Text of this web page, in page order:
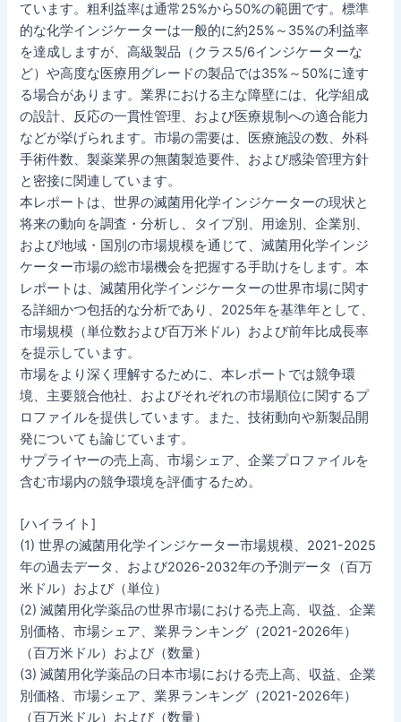
ています。粗利益率は通常25%から50%の範囲です。標準
的な化学インジケーターは一般的に約25%～35%の利益率
を達成しますが、高級製品（クラス5/6インジケーターな
ど）や高度な医療用グレードの製品では35%～50%に達す
る場合があります。業界における主な障壁には、化学組成
の設計、反応の一貫性管理、および医療規制への適合能力
などが挙げられます。市場の需要は、医療施設の数、外科
手術件数、製薬業界の無菌製造要件、および感染管理方針
と密接に関連しています。
本レポートは、世界の滅菌用化学インジケーターの現状と
将来の動向を調査・分析し、タイプ別、用途別、企業別、
および地域・国別の市場規模を通じて、滅菌用化学インジ
ケーター市場の総市場機会を把握する手助けをします。本
レポートは、滅菌用化学インジケーターの世界市場に関す
る詳細かつ包括的な分析であり、2025年を基準年として、
市場規模（単位数および百万米ドル）および前年比成長率
を提示しています。
市場をより深く理解するために、本レポートでは競争環
境、主要競合他社、およびそれぞれの市場順位に関するプ
ロファイルを提供しています。また、技術動向や新製品開
発についても論じています。
サプライヤーの売上高、市場シェア、企業プロファイルを
含む市場内の競争環境を評価するため。
[ハイライト]
(1) 世界の滅菌用化学インジケーター市場規模、2021-2025
年の過去データ、および2026-2032年の予測データ（百万
米ドル）および（単位）
(2) 滅菌用化学薬品の世界市場における売上高、収益、企業
別価格、市場シェア、業界ランキング（2021-2026年）
（百万米ドル）および（数量）
(3) 滅菌用化学薬品の日本市場における売上高、収益、企業
別価格、市場シェア、業界ランキング（2021-2026年）
（百万米ドル）および（数量）